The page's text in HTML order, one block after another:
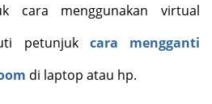
cara menggunakan virtual
petunjuk cara mengganti
di laptop atau hp.